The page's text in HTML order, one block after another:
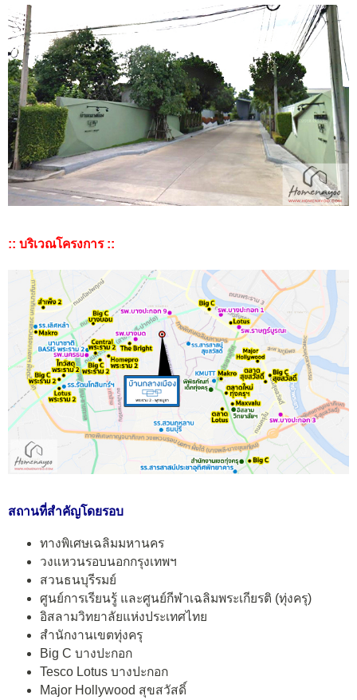
:: บริเวณโครงการ ::
สถานที่สำคัญโดยรอบ
ทางพิเศษเฉลิมมหานคร
วงแหวนรอบนอกกรุงเทพฯ
สวนธนบุรีรมย์
ศูนย์การเรียนรู้ และศูนย์กีฬาเฉลิมพระเกียรติ (ทุ่งครุ)
อิสลามวิทยาลัยแห่งประเทศไทย
สำนักงานเขตทุ่งครุ
Big C บางปะกอก
Tesco Lotus บางปะกอก
Major Hollywood สุขสวัสดิ์